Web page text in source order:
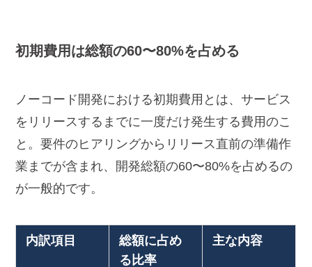
初期費用は総額の60〜80%を占める
ノーコード開発における初期費用とは、サービス
をリリースするまでに一度だけ発生する費用のこ
と。要件のヒアリングからリリース直前の準備作
業までが含まれ、開発総額の60〜80%を占めるの
が一般的です。
内訳項目
総額に占め
る比率
主な内容